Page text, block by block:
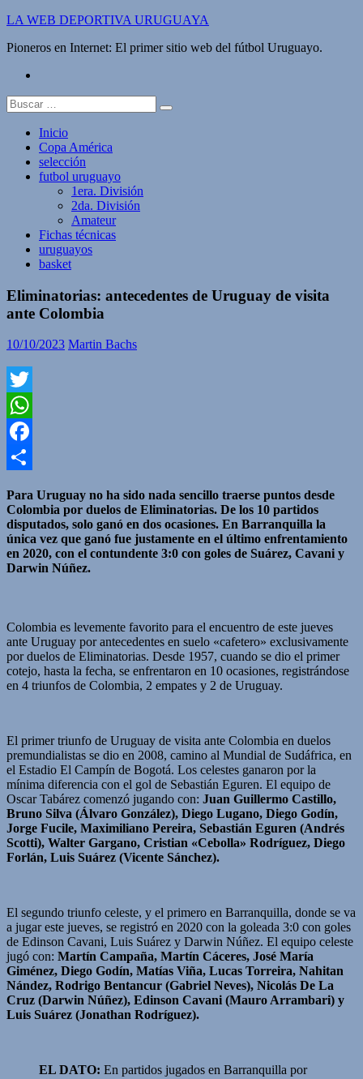
Saltar
contenido
LA WEB DEPORTIVA URUGUAYA
Pioneros en Internet: El primer sitio web del fútbol Uruguayo.
Buscar:
Inicio
Copa América
selección
futbol uruguayo
1era. División
2da. División
Amateur
Fichas técnicas
uruguayos
basket
Eliminatorias: antecedentes de Uruguay de visita
ante Colombia
10/10/2023 Martin Bachs
Twitter
WhatsApp
Facebook
Para Uruguay no ha sido nada sencillo traerse puntos desde
Colombia por duelos de Eliminatorias. De los 10 partidos
disputados, solo ganó en dos ocasiones. En Barranquilla la
única vez que ganó fue justamente en el último enfrentamiento
en 2020, con el contundente 3:0 con goles de Suárez, Cavani y
Darwin Núñez.
Colombia es levemente favorito para el encuentro de este jueves
ante Uruguay por antecedentes en suelo «cafetero» exclusivamente
por duelos de Eliminatorias. Desde 1957, cuando se dio el primer
cotejo, hasta la fecha, se enfrentaron en 10 ocasiones, registrándose
en 4 triunfos de Colombia, 2 empates y 2 de Uruguay.
El primer triunfo de Uruguay de visita ante Colombia en duelos
premundialistas se dio en 2008, camino al Mundial de Sudáfrica, en
el Estadio El Campín de Bogotá. Los celestes ganaron por la
mínima diferencia con el gol de Sebastián Eguren. El equipo de
Oscar Tabárez comenzó jugando con: Juan Guillermo Castillo,
Bruno Silva (Álvaro González), Diego Lugano, Diego Godín,
Jorge Fucile, Maximiliano Pereira, Sebastián Eguren (Andrés
Scotti), Walter Gargano, Cristian «Cebolla» Rodríguez, Diego
Forlán, Luis Suárez (Vicente Sánchez).
El segundo triunfo celeste, y el primero en Barranquilla, donde se va
a jugar este jueves, se registró en 2020 con la goleada 3:0 con goles
de Edinson Cavani, Luis Suárez y Darwin Núñez. El equipo celeste
jugó con: Martín Campaña, Martín Cáceres, José María
Giménez, Diego Godín, Matías Viña, Lucas Torreira, Nahitan
Nández, Rodrigo Bentancur (Gabriel Neves), Nicolás De La
Cruz (Darwin Núñez), Edinson Cavani (Mauro Arrambari) y
Luis Suárez (Jonathan Rodríguez).
EL DATO: En partidos jugados en Barranquilla por